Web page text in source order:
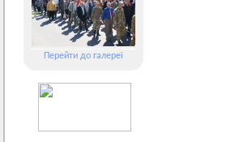
Перейти до галереї